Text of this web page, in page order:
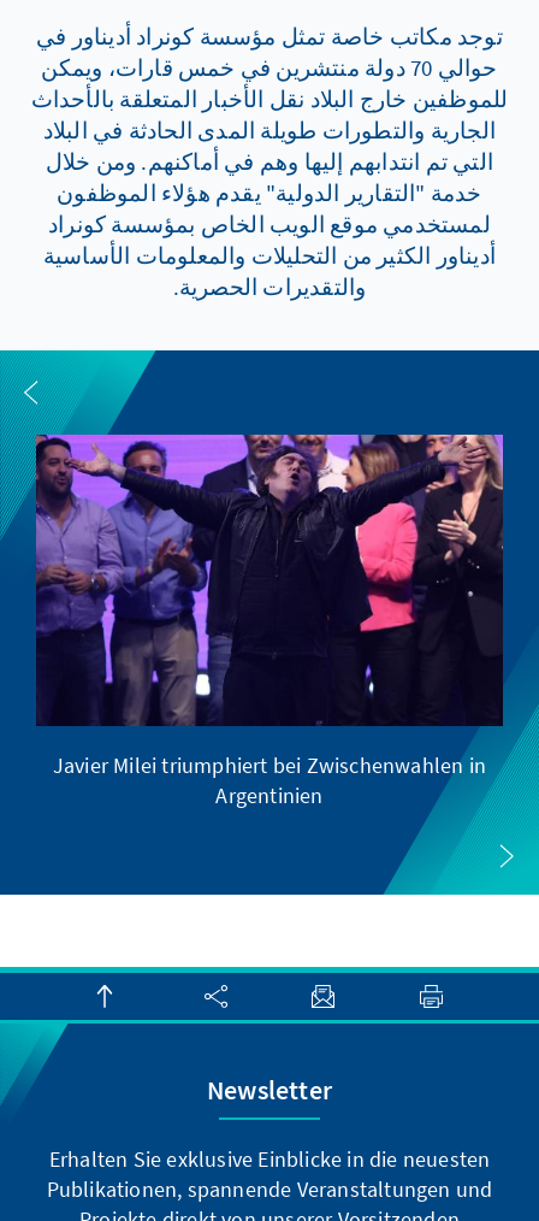
توجد مكاتب خاصة تمثل مؤسسة كونراد أديناور في
حوالي 70 دولة منتشرين في خمس قارات، ويمكن
للموظفين خارج البلاد نقل الأخبار المتعلقة بالأحداث
الجارية والتطورات طويلة المدى الحادثة في البلاد
التي تم انتدابهم إليها وهم في أماكنهم. ومن خلال
خدمة "التقارير الدولية" يقدم هؤلاء الموظفون
لمستخدمي موقع الويب الخاص بمؤسسة كونراد
أديناور الكثير من التحليلات والمعلومات الأساسية
والتقديرات الحصرية.
Javier Milei triumphiert bei Zwischenwahlen in
Argentinien
Newsletter
Erhalten Sie exklusive Einblicke in die neuesten
Publikationen, spannende Veranstaltungen und